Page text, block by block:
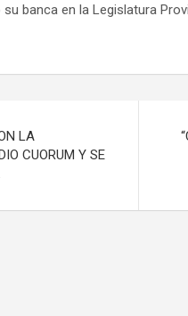
banca en la Legislatura
LA
CUORUM Y SE